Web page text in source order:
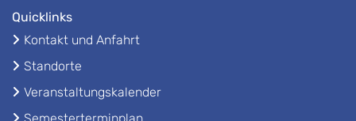
Quicklinks
Kontakt und Anfahrt
Standorte
Veranstaltungskalender
Semesterterminplan